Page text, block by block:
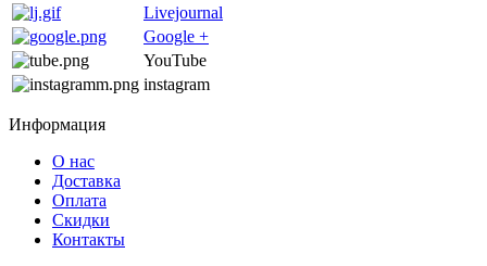
Livejournal
Google +
YouTube
instagram
Информация
О нас
Доставка
Оплата
Скидки
Контакты